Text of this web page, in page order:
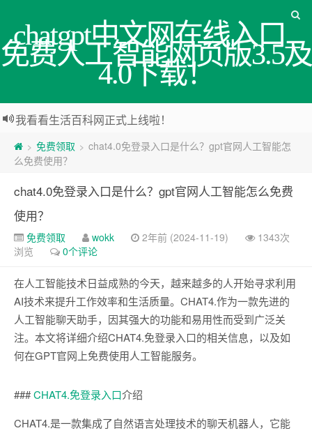
chatgpt中文网在线入口_
免费人工智能网页版3.5及
4.0下载！
我看看生活百科网正式上线啦！
> 免费领取 > chat4.0免登录入口是什么？gpt官网人工智能怎
么免费使用？
chat4.0免登录入口是什么？gpt官网人工智能怎么免费
使用？
免费领取 wokk 2年前 (2024-11-19)
1343次
浏览
0个评论
在人工智能技术日益成熟的今天，越来越多的人开始寻求利用
AI技术来提升工作效率和生活质量。CHAT4.作为一款先进的
人工智能聊天助手，因其强大的功能和易用性而受到广泛关
注。本文将详细介绍CHAT4.免登录入口的相关信息，以及如
何在GPT官网上免费使用人工智能服务。
###CHAT4.免登录入口介绍
CHAT4.是一款集成了自然语言处理技术的聊天机器人，它能